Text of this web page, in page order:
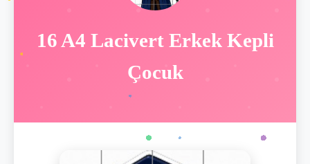
16 A4 Lacivert Erkek Kepli
Çocuk